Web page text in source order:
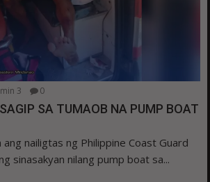
3 0
SA TUMAOB NA PUMP BOAT
ang nailigtas ng Philippine Coast Guard
sinasakyan nilang pump boat sa...